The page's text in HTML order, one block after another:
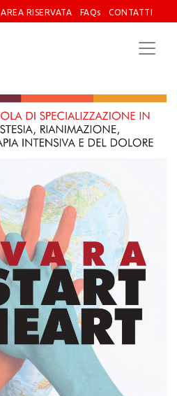
AREA RISERVATA FAQs CONTATTI